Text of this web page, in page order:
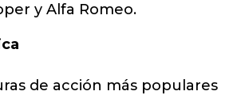
y Alfa Romeo.
de acción más populares